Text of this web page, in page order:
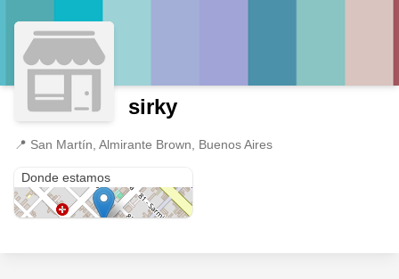
sirky
📍 San Martín, Almirante Brown, Buenos Aires
Donde estamos